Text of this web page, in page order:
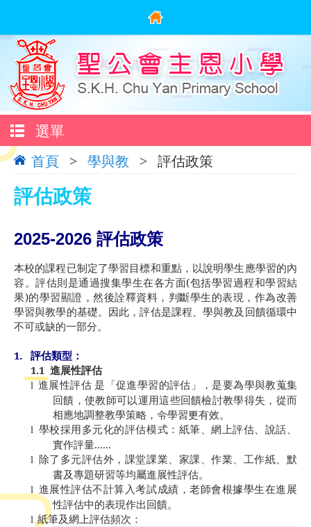
選單
首頁 > 學與教 > 評估政策
評估政策
2025-2026 評估政策
本校的課程已制定了學習目標和重點，以說明學生應學習的內
容。評估則是通過搜集學生在各方面(包括學習過程和學習結
果)的學習顯證，然後詮釋資料，判斷學生的表現，作為改善
學習與教學的基礎。因此，評估是課程、學與教及回饋循環中
不可或缺的一部分。
1. 評估類型：
1.1 進展性評估
l 進展性評估 是「促進學習的評估 」，是要為學與教蒐集
回饋，使教師可以運用這些回饋檢討教學得失，從而
相應地調整教學策略，令學習更有效。
l 學校採用多元化的評估模式：紙筆、網上評估、說話、
實作評量......
l 除了多元評估外，課堂課業、家課、作業、工作紙、默
書及專題研習等均屬進展性評估。
l 進展性評估不計算入考試成績，老師會根據學生在進展
性評估中的表現作出回饋。
l 紙筆及網上評估頻次：